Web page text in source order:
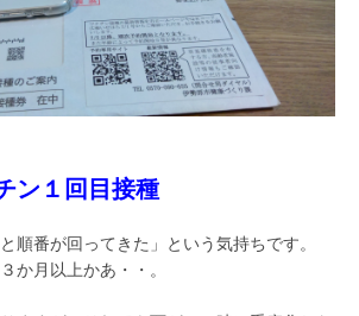
ン１回目接種
順番が回ってきた」という気持ちです。
か月以上かあ・・。